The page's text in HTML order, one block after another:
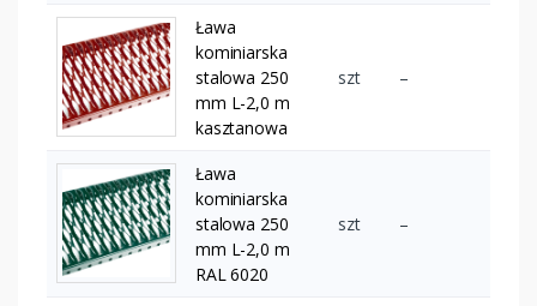
Ława
kominiarska
stalowa 250
mm L-2,0 m
kasztanowa
szt –
Ława
kominiarska
stalowa 250
mm L-2,0 m
RAL 6020
szt –